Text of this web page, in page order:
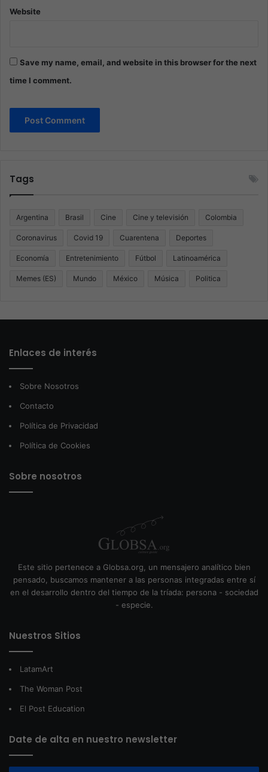
Website
Save my name, email, and website in this browser for the next
time I comment.
Tags
Argentina Brasil Cine Cine y televisión Colombia
Coronavirus Covid 19 Cuarentena Deportes
Economía Entretenimiento Fútbol Latinoamérica
Memes (ES) Mundo México Música Politica
Enlaces de interés
Sobre Nosotros
Contacto
Política de Privacidad
Política de Cookies
Sobre nosotros
Este sitio pertenece a Globsa.org, un mensajero analítico bien
pensado, buscamos mantener a las personas integradas entre sí
en el desarrollo dentro del tiempo de la tríada: persona - sociedad
- especie.
Nuestros Sitios
LatamArt
The Woman Post
El Post Education
Date de alta en nuestro newsletter